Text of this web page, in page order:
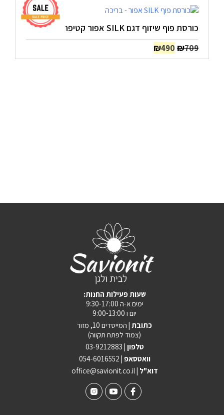
כורסת פוף שיזוף דגם SILK אפור קטיפה
₪709
המחיר
המקורי
₪490
הנוכחי
:שעות פעילות החנות
ימים א-ה 9:30-17:00
יום ו 9:00-13:00
כתובת | המייסדים 10, מזור
(צמוד לפתח תקווה)
טלפון | 03-9212883
וואטסאפ | 054-6016552
office@savionit.co.il | דוא"ל